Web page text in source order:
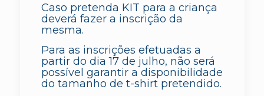
Caso pretenda KIT para a criança
deverá fazer a inscrição da
mesma.
Para as inscrições efetuadas a
partir do dia 17 de julho, não será
possível garantir a disponibilidade
do tamanho de t-shirt pretendido.